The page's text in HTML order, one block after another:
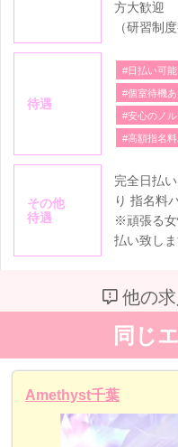
方大歓迎
（研習制度
待遇
#日払い可能
#個室待機あ
#安心のノル
#高額指名
その他
待遇
完全日払
り 指名料
※頑張る女
払い致しま
他の求
同じ
Amethyst千葉